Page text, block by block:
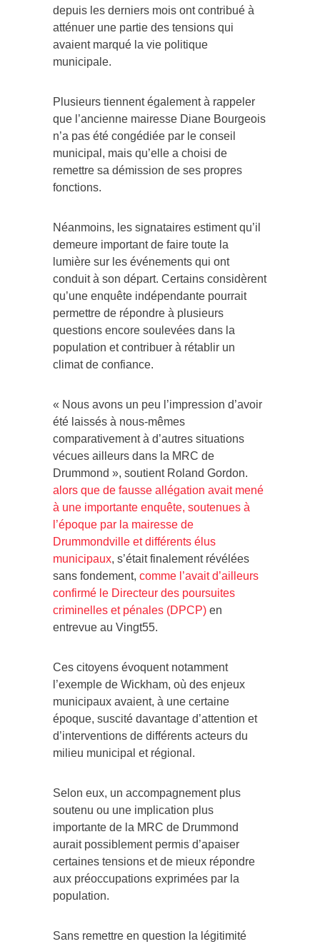
depuis les derniers mois ont contribué à
atténuer une partie des tensions qui
avaient marqué la vie politique
municipale.
Plusieurs tiennent également à rappeler
que l’ancienne mairesse Diane Bourgeois
n’a pas été congédiée par le conseil
municipal, mais qu’elle a choisi de
remettre sa démission de ses propres
fonctions.
Néanmoins, les signataires estiment qu’il
demeure important de faire toute la
lumière sur les événements qui ont
conduit à son départ. Certains considèrent
qu’une enquête indépendante pourrait
permettre de répondre à plusieurs
questions encore soulevées dans la
population et contribuer à rétablir un
climat de confiance.
« Nous avons un peu l’impression d’avoir
été laissés à nous-mêmes
comparativement à d’autres situations
vécues ailleurs dans la MRC de
Drummond », soutient Roland Gordon.
alors que de fausse allégation avait mené
à une importante enquête, soutenues à
l’époque par la mairesse de
Drummondville et différents élus
municipaux, s’était finalement révélées
sans fondement, comme l’avait d’ailleurs
confirmé le Directeur des poursuites
criminelles et pénales (DPCP) en
entrevue au Vingt55.
Ces citoyens évoquent notamment
l’exemple de Wickham, où des enjeux
municipaux avaient, à une certaine
époque, suscité davantage d’attention et
d’interventions de différents acteurs du
milieu municipal et régional.
Selon eux, un accompagnement plus
soutenu ou une implication plus
importante de la MRC de Drummond
aurait possiblement permis d’apaiser
certaines tensions et de mieux répondre
aux préoccupations exprimées par la
population.
Sans remettre en question la légitimité